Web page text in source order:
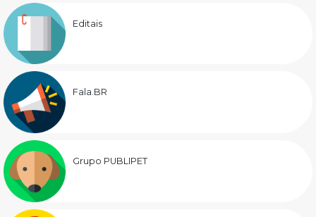
Editais
Fala.BR
Grupo PUBLIPET